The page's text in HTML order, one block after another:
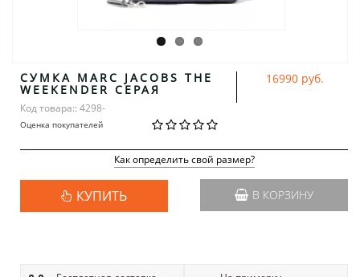
СУМКА MARC JACOBS THE
WEEKENDER СЕРАЯ
Код товара:: 4298-
Оценка покупателей
16990 руб.
Как определить свой размер?
КУПИТЬ В КОРЗИНУ